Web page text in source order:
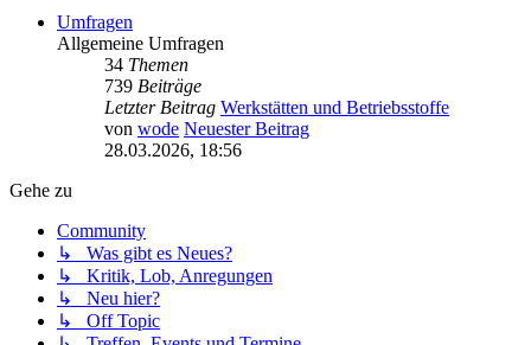
Umfragen
Allgemeine Umfragen
34 Themen
739 Beiträge
Letzter Beitrag Werkstätten und Betriebsstoffe
von wode Neuester Beitrag
28.03.2026, 18:56
Gehe zu
Community
↳ Was gibt es Neues?
↳ Kritik, Lob, Anregungen
↳ Neu hier?
↳ Off Topic